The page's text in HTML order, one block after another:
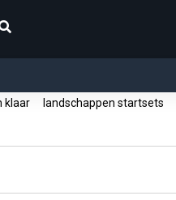
klaar landschappen startsets